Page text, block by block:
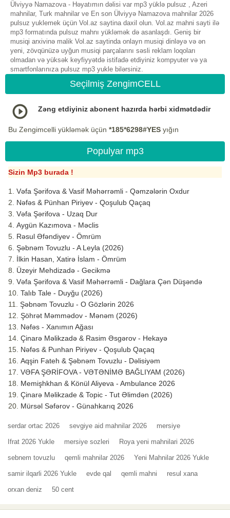
Ülviyyə Namazova - Həyatımın dəlisi var mp3 yüklə pulsuz , Azeri
mahnilar, Turk mahnilar ve En son Ülviyyə Namazova mahnilar 2026
pulsuz yuklemek üçün Vol.az saytina daxil olun. Vol.az mahni sayti ilə
mp3 formatında pulsuz mahnı yükləmək də asanlaşdı. Geniş bir
musiqi arxivinə malik Vol.az saytinda onlayn musiqi dinləyə və ən
yeni, zövqünüzə uyğun musiqi parçalarını səsli reklam loqoları
olmadan və yüksək keyfiyyətdə istifadə etdiyiniz kompyuter və ya
smartfonlarınıza pulsuz mp3 yukle bilərsiniz.
Seçilmiş ZengimCELL
Zəng etdiyiniz abonent hazırda hərbi xidmətdədir
Bu Zengimcelli yükləmək üçün *185*6298#YES yığın
Populyar mp3
Sizin Mp3 burada !
Vəfa Şərifova & Vasif Məhərrəmli - Qəmzələrin Oxdur
Nəfəs & Pünhan Piriyev - Qoşulub Qaçaq
Vəfa Şərifova - Uzaq Dur
Aygün Kazımova - Məclis
Rəsul Əfəndiyev - Ömrüm
Şəbnəm Tovuzlu - A Leyla (2026)
İlkin Hasan, Xatirə İslam - Ömrüm
Üzeyir Mehdizadə - Gecikmə
Vəfa Şərifova & Vasif Məhərrəmli - Dağlara Çən Düşəndə
Talıb Tale - Duyğu (2026)
Şəbnəm Tovuzlu - O Gözlərin 2026
Şöhrət Məmmədov - Mənəm (2026)
Nəfəs - Xanımın Ağası
Çinarə Məlikzadə & Rasim Əsgərov - Hekayə
Nəfəs & Punhan Piriyev - Qoşulub Qaçaq
Aqşin Fateh & Şəbnəm Tovuzlu - Dəlisiyəm
VƏFA ŞƏRİFOVA - VƏTƏNİMƏ BAĞLIYAM (2026)
Memişhkhan & Könül Aliyeva - Ambulance 2026
Çinarə Məlikzade & Topic - Tut Əlimdən (2026)
Mürsəl Səfərov - Günahkarıq 2026
serdar ortac 2026 sevgiye aid mahnilar 2026 mersiye
Ifrat 2026 Yukle mersiye sozleri Roya yeni mahnilari 2026
sebnem tovuzlu qemli mahnilar 2026 Yeni Mahnilar 2026 Yukle
samir ilqarli 2026 Yukle evde qal qemli mahni resul xana
orxan deniz 50 cent